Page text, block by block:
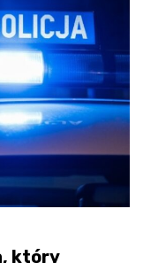
który